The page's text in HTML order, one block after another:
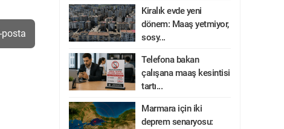
posta
Kiralık evde yeni
dönem: Maaş yetmiyor,
sosy...
Telefona bakan
çalışana maaş kesintisi
tartı...
Marmara için iki
deprem senaryosu: